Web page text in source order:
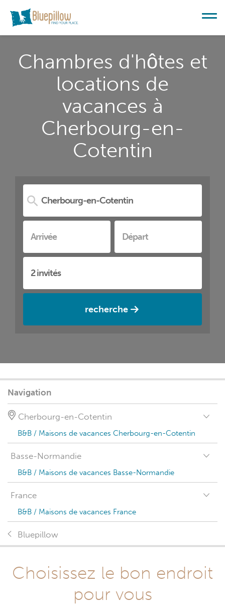
Chambres d'hôtes et
locations de
vacances à
Cherbourg-en-
Cotentin
recherche
Navigation
Cherbourg-en-Cotentin
B&B / Maisons de vacances Cherbourg-en-Cotentin
Basse-Normandie
B&B / Maisons de vacances Basse-Normandie
France
B&B / Maisons de vacances France
Bluepillow
Choisissez le bon endroit
pour vous